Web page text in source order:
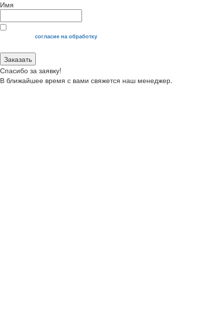
Имя
Я даю своесогласие на обработку
Заказать
Спасибо за заявку!
В ближайшее время с вами свяжется наш менеджер.